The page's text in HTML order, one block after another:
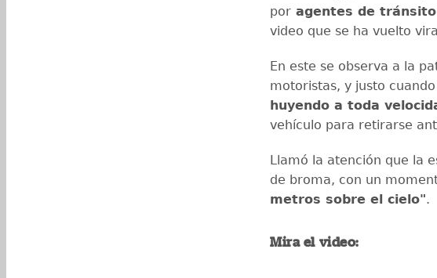
por agentes de tránsito
video que se ha vuelto
En este se observa a la
motoristas, y justo
huyendo a toda
vehículo para retirarse
Llamó la atención que la
de broma, con un
metros sobre el cielo".
Mira el video: